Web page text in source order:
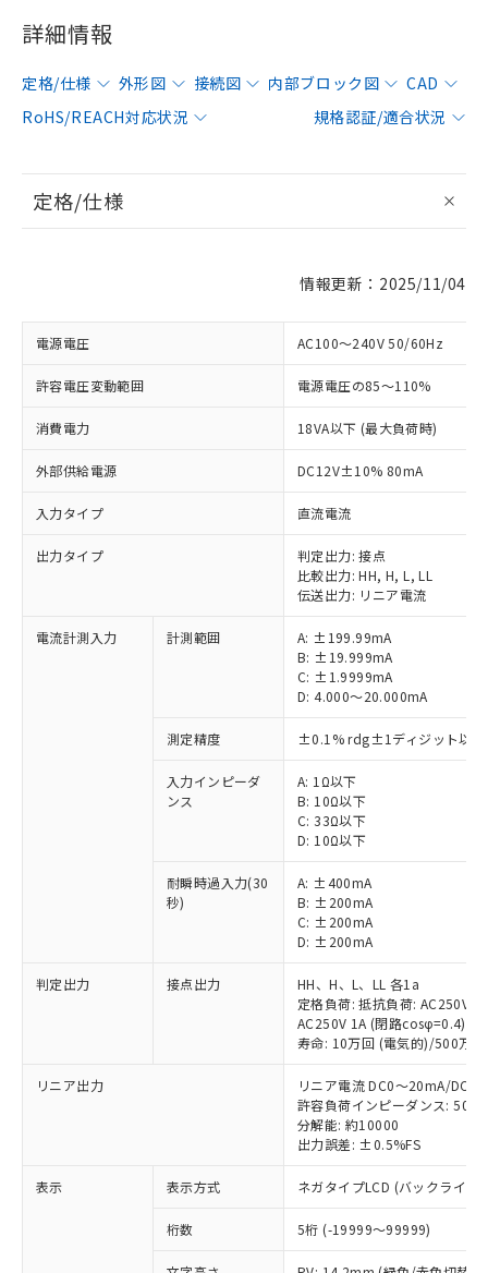
詳細情報
定格/仕様 外形図 接続図 内部ブロック図
CAD
RoHS/REACH対応状況
規格認証/適合状況
定格/仕様
情報更新：2025/11/04
電源電圧 AC100～240V 50/60Hz
許容電圧変動範囲 電源電圧の85～110%
消費電力 18VA以下 (最大負荷時)
外部供給電源 DC12V±10% 80mA
入力タイプ 直流電流
出力タイプ
判定出力: 接点
比較出力: HH, H, L, LL
伝送出力: リニア電流
電流計測入力 計測範囲
A: ±199.99mA
B: ±19.999mA
C: ±1.9999mA
D: 4.000～20.000mA
測定精度 ±0.1% rdg±1ディジット以下
入力インピーダ
ンス
A: 1Ω以下
B: 10Ω以下
C: 33Ω以下
D: 10Ω以下
耐瞬時過入力(30
秒)
A: ±400mA
B: ±200mA
C: ±200mA
D: ±200mA
判定出力 接点出力
HH、H、L、LL 各1a
定格負荷: 抵抗負荷: AC250V
AC250V 1A (閉路cosφ=0.4)/
寿命: 10万回 (電気的)/500万
リニア出力
リニア電流 DC0～20mA/DC4
許容負荷インピーダンス:
分解能: 約10000
出力誤差: ±0.5%FS
表示 表示方式 ネガタイプLCD (バックライト
桁数 5桁 (-19999～99999)
ご利用条件
※1 対応状況
対応済み：EU RoHS指令（10物質）の
非含有に対応した製品が提供可能な商品で
対応予定：EU RoHS指令（10物質）の非含
有に対応した製品に切り替える予定のある
対応予定なし：EU RoHS指令（10物質）の